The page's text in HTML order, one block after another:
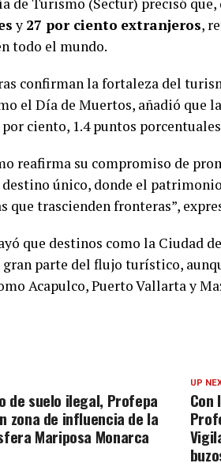
y 27 por ciento extranjeros,
todo el mundo.
confirman la fortaleza del
el Día de Muertos, añadió que
por ciento, 1.4 puntos
reafirma su compromiso de
destino único, donde el
que trascienden fronteras”,
que destinos como la Ciudad
parte del flujo turístico,
Acapulco, Puerto Vallarta y
UP
Con
de suelo ilegal, Profepa
zona de influencia de la
Mariposa Monarca